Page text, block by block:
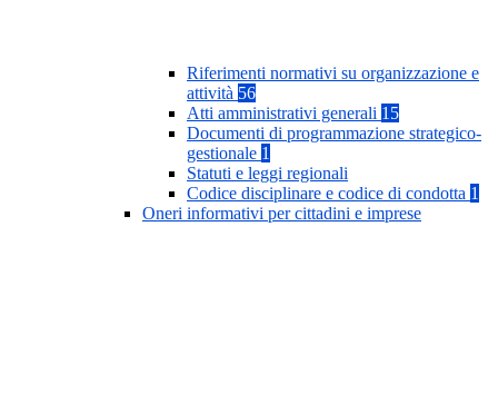
Riferimenti normativi su organizzazione e
attività 56
Atti amministrativi generali 15
Documenti di programmazione strategico-
gestionale 1
Statuti e leggi regionali
Codice disciplinare e codice di condotta 1
Oneri informativi per cittadini e imprese